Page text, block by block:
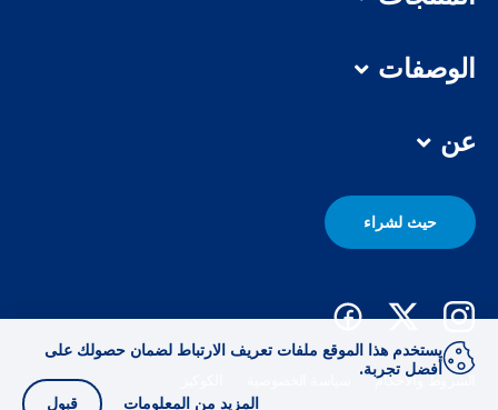
الوصفات
عن
حيث لشراء
الشروط والأحكام
يستخدم هذا الموقع ملفات تعريف الارتباط لضمان حصولك على
أفضل تجربة.
المزيد من المعلومات
قبول